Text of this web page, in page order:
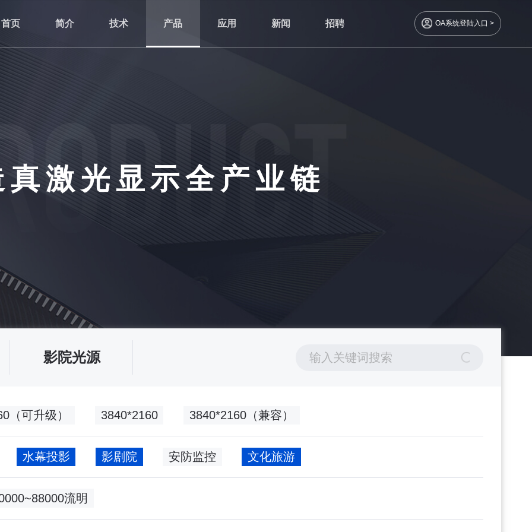
首页 简介 技术 产品 应用 新闻 招聘 OA系统登陆入口 >
真激光显示全产业链
影院光源
（可升级） 3840*2160 3840*2160（兼容）
水幕投影 影剧院 安防监控 文化旅游
流明